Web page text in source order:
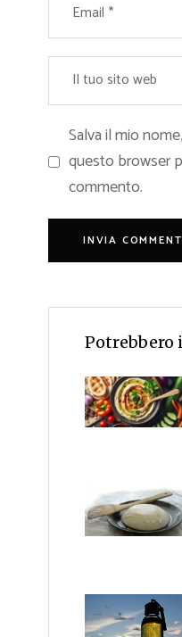
Salva il mio
questo browser
commento.
Potrebbero